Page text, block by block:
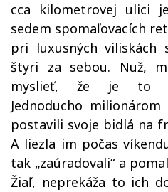
cca kilometrovej ulici
sedem spomaľovacích
pri luxusných
štyri za sebou. Nuž,
myslieť, že je to
Jednoducho
postavili svoje bidlá na
A liezla im počas
tak „zaúradovali“ a
Žiaľ, neprekáža to ich